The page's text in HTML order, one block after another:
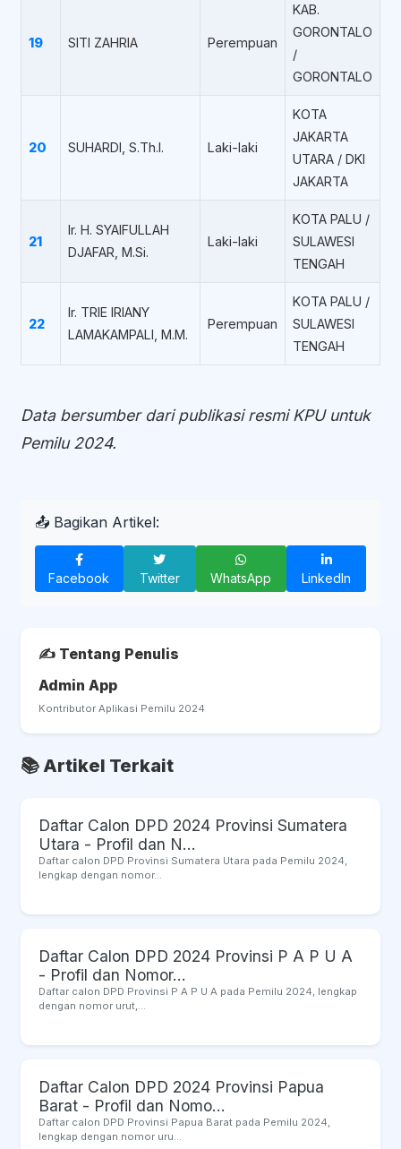
19 SITI ZAHRIA Perempuan
KAB.
GORONTALO
/
GORONTALO
20 SUHARDI, S.Th.I. Laki-laki
KOTA
JAKARTA
UTARA / DKI
JAKARTA
21
Ir. H. SYAIFULLAH
DJAFAR, M.Si.
Laki-laki
KOTA PALU /
SULAWESI
TENGAH
22
Ir. TRIE IRIANY
LAMAKAMPALI, M.M.
Perempuan
KOTA PALU /
SULAWESI
TENGAH
Data bersumber dari publikasi resmi KPU untuk
Pemilu 2024.
📤 Bagikan Artikel:
Facebook Twitter WhatsApp LinkedIn
✍️ Tentang Penulis
Admin App
Kontributor Aplikasi Pemilu 2024
📚 Artikel Terkait
Daftar Calon DPD 2024 Provinsi Sumatera
Utara - Profil dan N...
Daftar calon DPD Provinsi Sumatera Utara pada Pemilu 2024,
lengkap dengan nomor...
Daftar Calon DPD 2024 Provinsi P A P U A
- Profil dan Nomor...
Daftar calon DPD Provinsi P A P U A pada Pemilu 2024, lengkap
dengan nomor urut,...
Daftar Calon DPD 2024 Provinsi Papua
Barat - Profil dan Nomo...
Daftar calon DPD Provinsi Papua Barat pada Pemilu 2024,
lengkap dengan nomor uru...